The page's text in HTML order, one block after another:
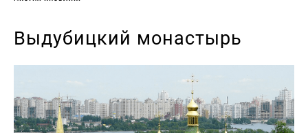
Выдубицкий монастырь